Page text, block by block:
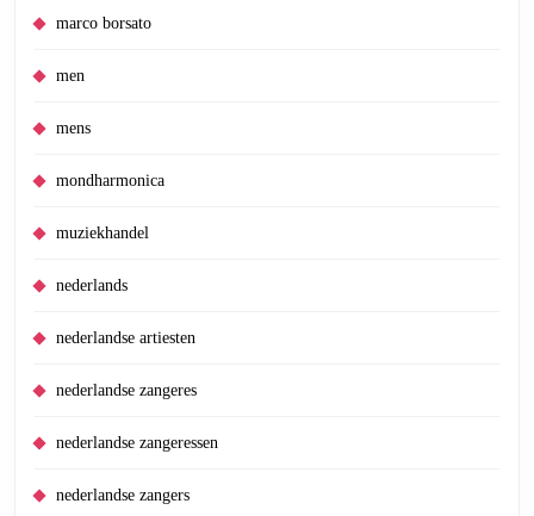
marco borsato
men
mens
mondharmonica
muziekhandel
nederlands
nederlandse artiesten
nederlandse zangeres
nederlandse zangeressen
nederlandse zangers